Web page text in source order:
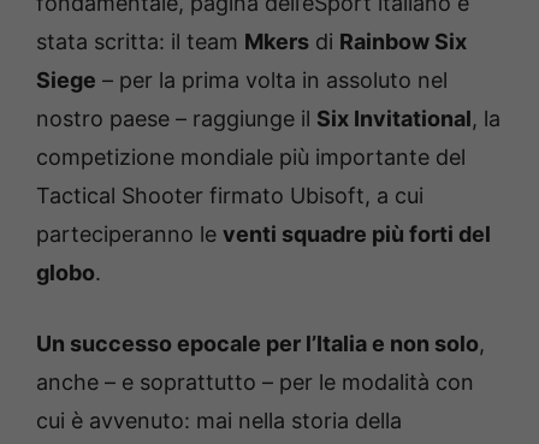
stata scritta: il team Mkers di Rainbow Six
Siege – per la prima volta in assoluto nel
nostro paese – raggiunge il Six Invitational, la
competizione mondiale più importante del
Tactical Shooter firmato Ubisoft, a cui
parteciperanno le venti squadre più forti del
globo.
Un successo epocale per l’Italia e non solo,
anche – e soprattutto – per le modalità con
cui è avvenuto: mai nella storia della